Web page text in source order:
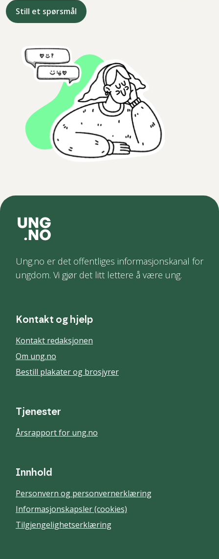
Still et spørsmål
Ung.no er det offentliges informasjonskanal for
ungdom. Vi gjør det litt lettere å være ung.
Kontakt og hjelp
Kontakt redaksjonen
Om ung.no
Bestill plakater og brosjyrer
Tjenester
Årsrapport for ung.no
Innhold
Personvern og personvernerklæring
Informasjonskapsler (cookies)
Tilgjengelighetserklæring